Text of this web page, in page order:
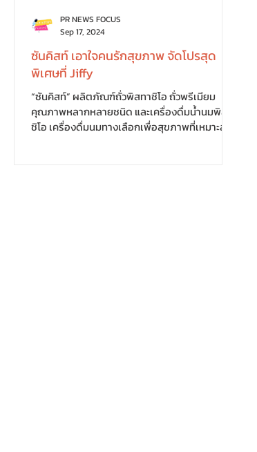
ซันคิสท์ เอาใจคนรักสุขภาพ จัดโปรสุด
พิเศษที่ Jiffy
“ซันคิสท์” ผลิตภัณฑ์ถั่วพิสทาชิโอ ถั่วพรีเมียม
คุณภาพหลากหลายชนิด และเครื่องดื่มน้ำนมพิสทา
ชิโอ เครื่องดื่มนมทางเลือกเพื่อสุขภาพที่เหมาะสำ...
PR NEWS FOCUS
Sep 17, 2024